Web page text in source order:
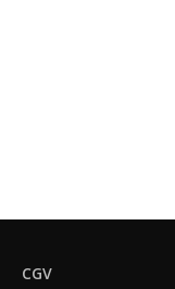
CGV